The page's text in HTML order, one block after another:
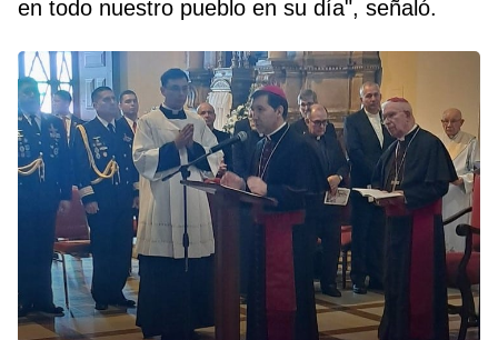
en todo nuestro pueblo en su día", señaló.